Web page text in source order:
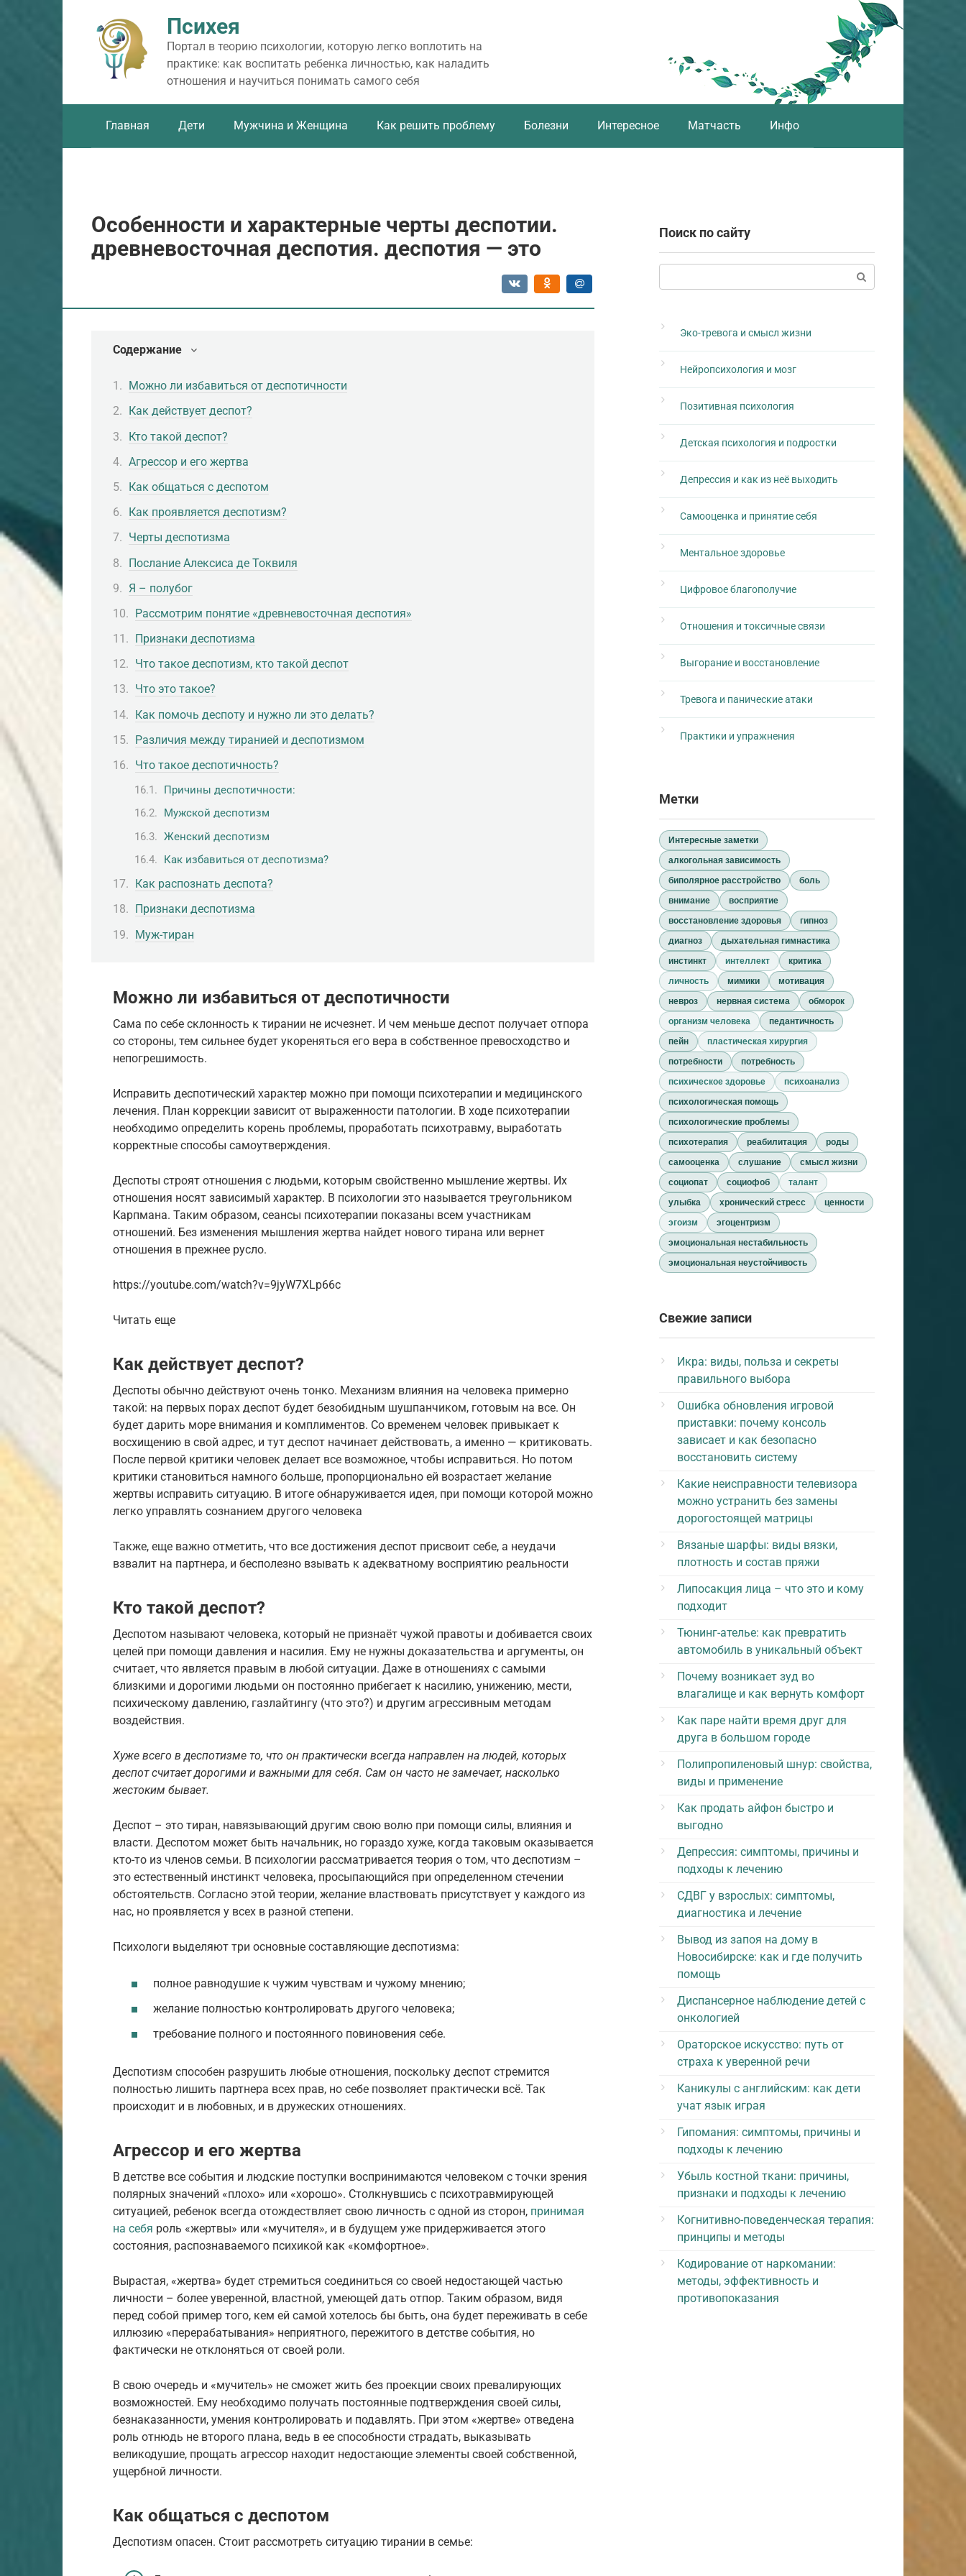
Психея
Портал в теорию психологии, которую легко воплотить на
практике: как воспитать ребенка личностью, как наладить
отношения и научиться понимать самого себя
Главная Дети Мужчина и Женщина Как решить проблему Болезни Интересное Матчасть Инфо
Особенности и характерные черты деспотии.
древневосточная деспотия. деспотия — это
Содержание
Можно ли избавиться от деспотичности
Как действует деспот?
Кто такой деспот?
Агрессор и его жертва
Как общаться с деспотом
Как проявляется деспотизм?
Черты деспотизма
Послание Алексиса де Токвиля
Я – полубог
Рассмотрим понятие «древневосточная деспотия»
Признаки деспотизма
Что такое деспотизм, кто такой деспот
Что это такое?
Как помочь деспоту и нужно ли это делать?
Различия между тиранией и деспотизмом
Что такое деспотичность?
Причины деспотичности:
Мужской деспотизм
Женский деспотизм
Как избавиться от деспотизма?
Как распознать деспота?
Признаки деспотизма
Муж-тиран
Можно ли избавиться от деспотичности
Сама по себе склонность к тирании не исчезнет. И чем меньше деспот получает отпора
со стороны, тем сильнее будет укореняться его вера в собственное превосходство и
непогрешимость.
Исправить деспотический характер можно при помощи психотерапии и медицинского
лечения. План коррекции зависит от выраженности патологии. В ходе психотерапии
необходимо определить корень проблемы, проработать психотравму, выработать
корректные способы самоутверждения.
Деспоты строят отношения с людьми, которым свойственно мышление жертвы. Их
отношения носят зависимый характер. В психологии это называется треугольником
Карпмана. Таким образом, сеансы психотерапии показаны всем участникам
отношений. Без изменения мышления жертва найдет нового тирана или вернет
отношения в прежнее русло.
https://youtube.com/watch?v=9jyW7XLp66c
Читать еще
Как действует деспот?
Деспоты обычно действуют очень тонко. Механизм влияния на человека примерно
такой: на первых порах деспот будет безобидным шушпанчиком, готовым на все. Он
будет дарить море внимания и комплиментов. Со временем человек привыкает к
восхищению в свой адрес, и тут деспот начинает действовать, а именно — критиковать.
После первой критики человек делает все возможное, чтобы исправиться. Но потом
критики становиться намного больше, пропорционально ей возрастает желание
жертвы исправить ситуацию. В итоге обнаруживается идея, при помощи которой можно
легко управлять сознанием другого человека
Также, еще важно отметить, что все достижения деспот присвоит себе, а неудачи
взвалит на партнера, и бесполезно взывать к адекватному восприятию реальности
Кто такой деспот?
Деспотом называют человека, который не признаёт чужой правоты и добивается своих
целей при помощи давления и насилия. Ему не нужны доказательства и аргументы, он
считает, что является правым в любой ситуации. Даже в отношениях с самыми
близкими и дорогими людьми он постоянно прибегает к насилию, унижению, мести,
психическому давлению, газлайтингу (что это?) и другим агрессивным методам
воздействия.
Хуже всего в деспотизме то, что он практически всегда направлен на людей, которых
деспот считает дорогими и важными для себя. Сам он часто не замечает, насколько
жестоким бывает.
Деспот – это тиран, навязывающий другим свою волю при помощи силы, влияния и
власти. Деспотом может быть начальник, но гораздо хуже, когда таковым оказывается
кто-то из членов семьи. В психологии рассматривается теория о том, что деспотизм –
это естественный инстинкт человека, просыпающийся при определенном стечении
обстоятельств. Согласно этой теории, желание властвовать присутствует у каждого из
нас, но проявляется у всех в разной степени.
Психологи выделяют три основные составляющие деспотизма:
полное равнодушие к чужим чувствам и чужому мнению;
желание полностью контролировать другого человека;
требование полного и постоянного повиновения себе.
Деспотизм способен разрушить любые отношения, поскольку деспот стремится
полностью лишить партнера всех прав, но себе позволяет практически всё. Так
происходит и в любовных, и в дружеских отношениях.
Агрессор и его жертва
В детстве все события и людские поступки воспринимаются человеком с точки зрения
полярных значений «плохо» или «хорошо». Столкнувшись с психотравмирующей
ситуацией, ребенок всегда отождествляет свою личность с одной из сторон, принимая
на себя роль «жертвы» или «мучителя», и в будущем уже придерживается этого
состояния, распознаваемого психикой как «комфортное».
Вырастая, «жертва» будет стремиться соединиться со своей недостающей частью
личности – более уверенной, властной, умеющей дать отпор. Таким образом, видя
перед собой пример того, кем ей самой хотелось бы быть, она будет переживать в себе
иллюзию «перерабатывания» неприятного, пережитого в детстве события, но
фактически не отклоняться от своей роли.
В свою очередь и «мучитель» не сможет жить без проекции своих превалирующих
возможностей. Ему необходимо получать постоянные подтверждения своей силы,
безнаказанности, умения контролировать и подавлять. При этом «жертве» отведена
роль отнюдь не второго плана, ведь в ее способности страдать, выказывать
великодушие, прощать агрессор находит недостающие элементы своей собственной,
ущербной личности.
Как общаться с деспотом
Деспотизм опасен. Стоит рассмотреть ситуацию тирании в семье:
Поиск по сайту
Эко-тревога и смысл жизни
Нейропсихология и мозг
Позитивная психология
Детская психология и подростки
Депрессия и как из неё выходить
Самооценка и принятие себя
Ментальное здоровье
Цифровое благополучие
Отношения и токсичные связи
Выгорание и восстановление
Тревога и панические атаки
Практики и упражнения
Метки
Интересные заметки
алкогольная зависимость
биполярное расстройство
боль
внимание
восприятие
восстановление здоровья
гипноз
диагноз
дыхательная гимнастика
инстинкт
интеллект
критика
личность
мимики
мотивация
невроз
нервная система
обморок
организм человека
педантичность
пейн
пластическая хирургия
потребности
потребность
психическое здоровье
психоанализ
психологическая помощь
психологические проблемы
психотерапия
реабилитация
роды
самооценка
слушание
смысл жизни
социопат
социофоб
талант
улыбка
хронический стресс
ценности
эгоизм
эгоцентризм
эмоциональная нестабильность
эмоциональная неустойчивость
Свежие записи
Икра: виды, польза и секреты
правильного выбора
Ошибка обновления игровой
приставки: почему консоль
зависает и как безопасно
восстановить систему
Какие неисправности телевизора
можно устранить без замены
дорогостоящей матрицы
Вязаные шарфы: виды вязки,
плотность и состав пряжи
Липосакция лица – что это и кому
подходит
Тюнинг-ателье: как превратить
автомобиль в уникальный объект
Почему возникает зуд во
влагалище и как вернуть комфорт
Как паре найти время друг для
друга в большом городе
Полипропиленовый шнур: свойства,
виды и применение
Как продать айфон быстро и
выгодно
Депрессия: симптомы, причины и
подходы к лечению
СДВГ у взрослых: симптомы,
диагностика и лечение
Вывод из запоя на дому в
Новосибирске: как и где получить
помощь
Диспансерное наблюдение детей с
онкологией
Ораторское искусство: путь от
страха к уверенной речи
Каникулы с английским: как дети
учат язык играя
Гипомания: симптомы, причины и
подходы к лечению
Убыль костной ткани: причины,
признаки и подходы к лечению
Когнитивно-поведенческая терапия:
принципы и методы
Кодирование от наркомании:
методы, эффективность и
противопоказания